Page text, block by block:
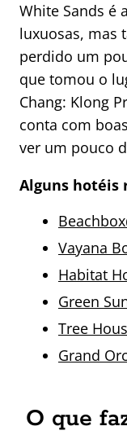
White Sands é
luxuosas, mas
perdido um
que tomou o
Chang: Klong
conta com
ver um pouco
Alguns hotéis
Vayana
Habitat
Green
Tree
Grand
O que